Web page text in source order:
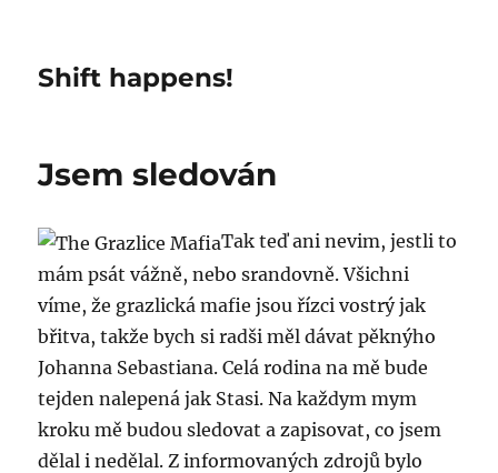
Shift happens!
Jsem sledován
Tak teď ani nevim, jestli to
mám psát vážně, nebo srandovně. Všichni
víme, že grazlická mafie jsou řízci vostrý jak
břitva, takže bych si radši měl dávat pěknýho
Johanna Sebastiana. Celá rodina na mě bude
tejden nalepená jak Stasi. Na každym mym
kroku mě budou sledovat a zapisovat, co jsem
dělal i nedělal. Z informovaných zdrojů bylo